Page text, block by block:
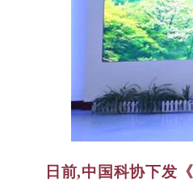
日前,中国科协下发